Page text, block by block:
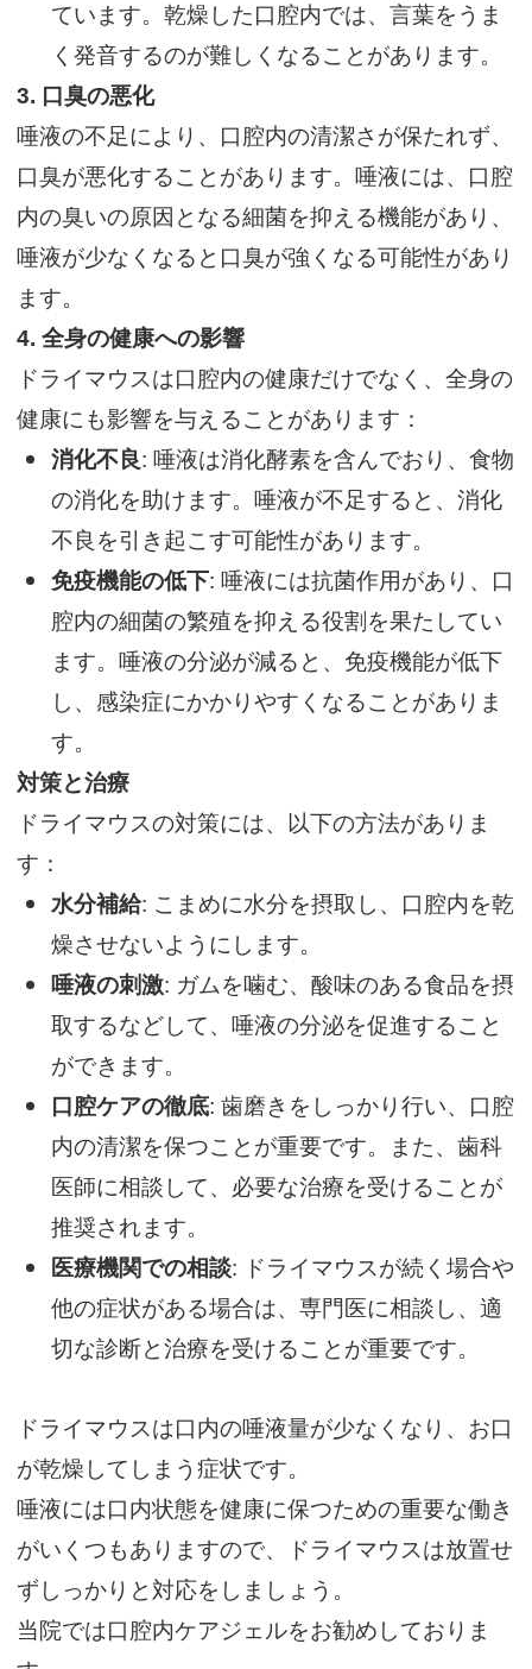
ています。乾燥した口腔内では、言葉をうま
く発音するのが難しくなることがあります。
3. 口臭の悪化
唾液の不足により、口腔内の清潔さが保たれず、
口臭が悪化することがあります。唾液には、口腔
内の臭いの原因となる細菌を抑える機能があり、
唾液が少なくなると口臭が強くなる可能性があり
ます。
4.全身の健康への影響
ドライマウスは口腔内の健康だけでなく、全身の
健康にも影響を与えることがあります：
消化不良: 唾液は消化酵素を含んでおり、食物
の消化を助けます。唾液が不足すると、消化
不良を引き起こす可能性があります。
免疫機能の低下: 唾液には抗菌作用があり、口
腔内の細菌の繁殖を抑える役割を果たしてい
ます。唾液の分泌が減ると、免疫機能が低下
し、感染症にかかりやすくなることがありま
す。
対策と治療
ドライマウスの対策には、以下の方法がありま
す：
水分補給: こまめに水分を摂取し、口腔内を乾
燥させないようにします。
唾液の刺激: ガムを噛む、酸味のある食品を摂
取するなどして、唾液の分泌を促進すること
ができます。
口腔ケアの徹底: 歯磨きをしっかり行い、口腔
内の清潔を保つことが重要です。また、歯科
医師に相談して、必要な治療を受けることが
推奨されます。
医療機関での相談: ドライマウスが続く場合や
他の症状がある場合は、専門医に相談し、適
切な診断と治療を受けることが重要です。
ドライマウスは口内の唾液量が少なくなり、お口
が乾燥してしまう症状です。
唾液には口内状態を健康に保つための重要な働き
がいくつもありますので、ドライマウスは放置せ
ずしっかりと対応をしましょう。
当院では口腔内ケアジェルをお勧めしておりま